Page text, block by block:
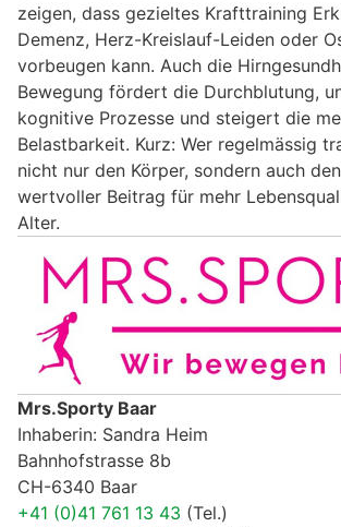
zeigen, dass gezieltes Krafttraining
Demenz, Herz-Kreislauf-Leiden oder
vorbeugen kann. Auch die
Bewegung fördert die Durchblutung,
kognitive Prozesse und steigert die
Belastbarkeit. Kurz: Wer regelmässig
nicht nur den Körper, sondern auch
wertvoller Beitrag für mehr
Alter.
Mrs.Sporty Baar
Inhaberin: Sandra Heim
Bahnhofstrasse 8b
CH-6340 Baar
+41 (0)41 761 13 43 (Tel.)